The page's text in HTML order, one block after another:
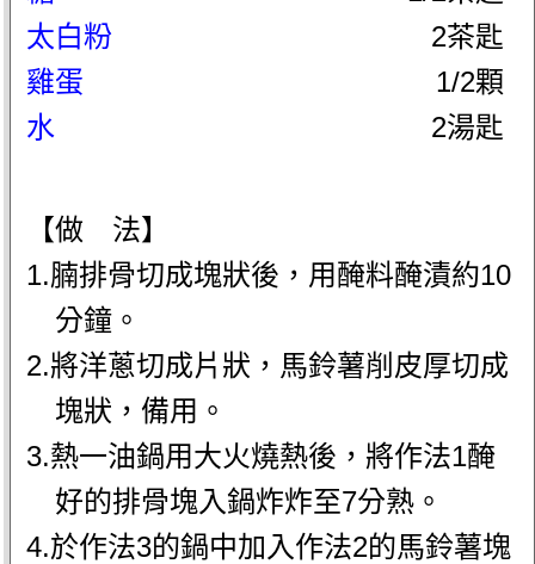
太白粉
2茶匙
雞蛋
1/2顆
水
2湯匙
【做 法】
1.腩排骨切成塊狀後，用醃料醃漬約10
分鐘。
2.將洋蔥切成片狀，馬鈴薯削皮厚切成
塊狀，備用。
3.熱一油鍋用大火燒熱後，將作法1醃
好的排骨塊入鍋炸炸至7分熟。
4.於作法3的鍋中加入作法2的馬鈴薯塊